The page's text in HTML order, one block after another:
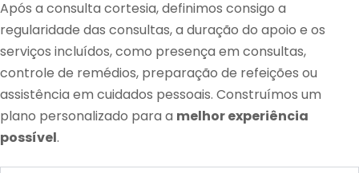
Após a consulta cortesia, definimos consigo a
regularidade das consultas, a duração do apoio e os
serviços incluídos, como presença em consultas,
controle de remédios, preparação de refeições ou
assistência em cuidados pessoais. Construímos um
plano personalizado para a melhor experiência
possível.